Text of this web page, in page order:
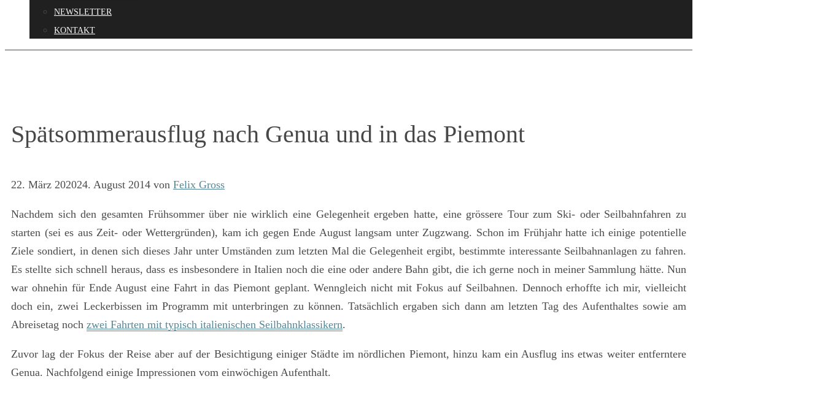
NEWSLETTER
KONTAKT
Spätsommerausflug nach Genua und in das Piemont
22. März 202024. August 2014 von Felix Gross
Nachdem sich den gesamten Frühsommer über nie wirklich eine Gelegenheit ergeben hatte, eine grössere Tour zum Ski- oder Seilbahnfahren zu
starten (sei es aus Zeit- oder Wettergründen), kam ich gegen Ende August langsam unter Zugzwang. Schon im Frühjahr hatte ich einige potentielle
Ziele sondiert, in denen sich dieses Jahr unter Umständen zum letzten Mal die Gelegenheit ergibt, bestimmte interessante Seilbahnanlagen zu fahren.
Es stellte sich schnell heraus, dass es insbesondere in Italien noch die eine oder andere Bahn gibt, die ich gerne noch in meiner Sammlung hätte. Nun
war ohnehin für Ende August eine Fahrt in das Piemont geplant. Wenngleich nicht mit Fokus auf Seilbahnen. Dennoch erhoffte ich mir, vielleicht
doch ein, zwei Leckerbissen im Programm mit unterbringen zu können. Tatsächlich ergaben sich dann am letzten Tag des Aufenthaltes sowie am
Abreisetag noch zwei Fahrten mit typisch italienischen Seilbahnklassikern.
Zuvor lag der Fokus der Reise aber auf der Besichtigung einiger Städte im nördlichen Piemont, hinzu kam ein Ausflug ins etwas weiter entferntere
Genua. Nachfolgend einige Impressionen vom einwöchigen Aufenthalt.